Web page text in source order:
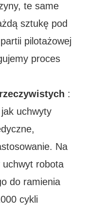
te same
sztukę pod
pilotażowej
proces
:
uchwyty
Na
uchwyt robota
do ramienia
cykli